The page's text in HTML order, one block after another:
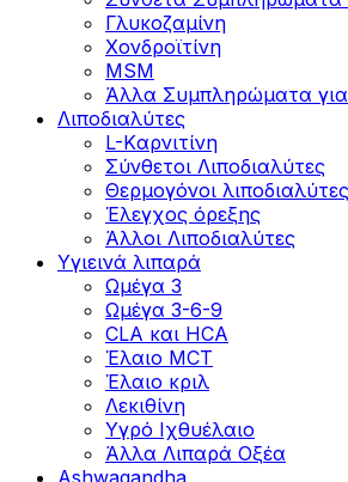
Γλυκοζαμίνη
Χονδροϊτίνη
MSM
Άλλα Συμπληρώματα για
Λιποδιαλύτες
L-Kαρνιτίνη
Σύνθετοι Λιποδιαλύτες
Θερμογόνοι λιποδιαλύτες
Έλεγχος όρεξης
Άλλοι Λιποδιαλύτες
Υγιεινά λιπαρά
Ωμέγα 3
Ωμέγα 3-6-9
CLA και HCA
Έλαιο MCT
Έλαιο κριλ
Λεκιθίνη
Υγρό Ιχθυέλαιο
Άλλα Λιπαρά Οξέα
Ashwagandha